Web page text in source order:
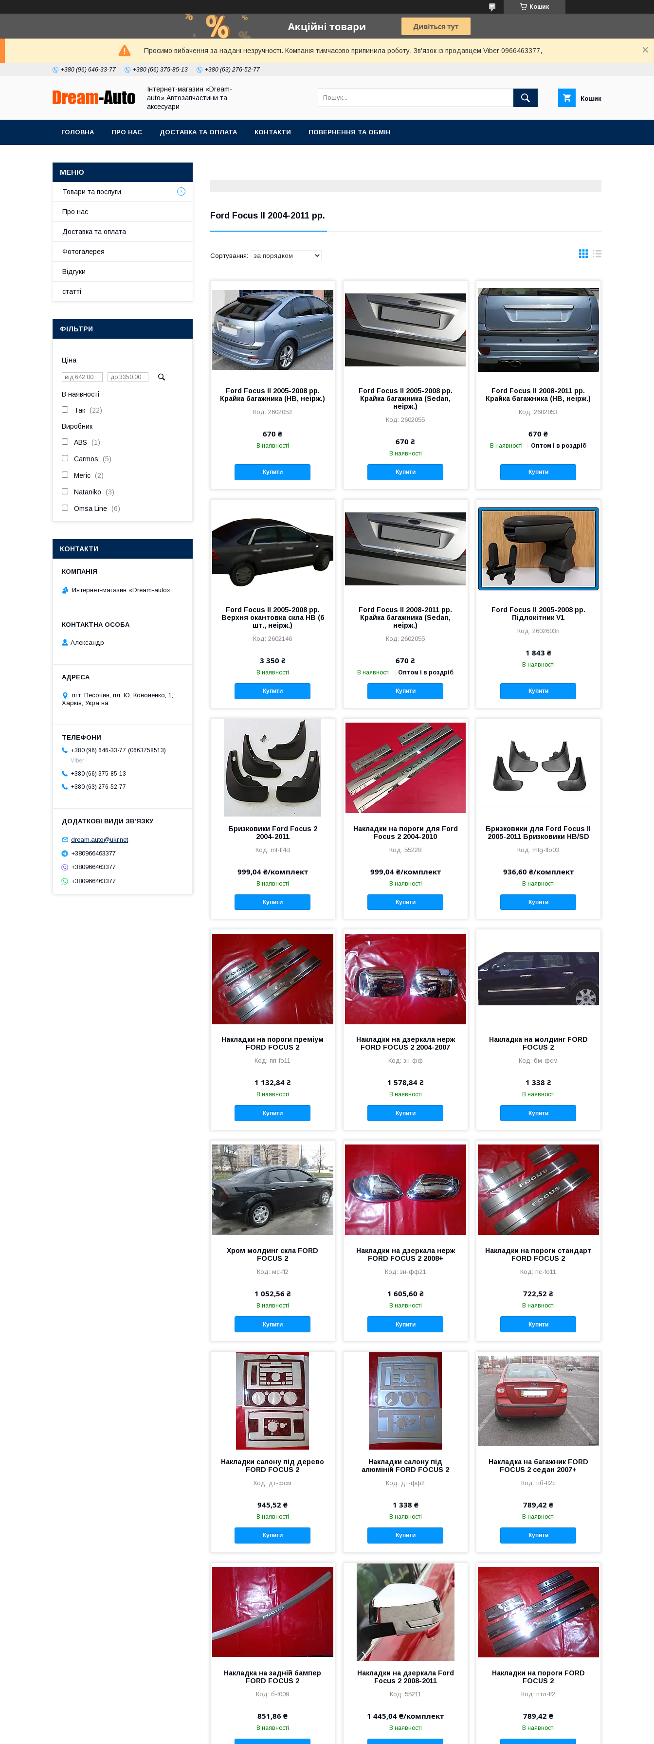
Кошик
Просимо вибачення за надані незручності. Компанія тимчасово припинила роботу. Зв'язок із продавцем Viber 0966463377,
+380 (96) 646-33-77 +380 (66) 375-85-13 +380 (63) 276-52-77
Інтернет-магазин «Dream-
auto» Автозапчастини та
аксесуари
Кошик
ГОЛОВНА ПРО НАС ДОСТАВКА ТА ОПЛАТА КОНТАКТИ ПОВЕРНЕННЯ ТА ОБМІН
Ford Focus II 2004-2011 рр.
Ford Focus II 2005-2008 рр.
Крайка багажника (HB, неірж.)
2602053
670 ₴
В наявності
Купити
Ford Focus II 2005-2008 рр.
Крайка багажника (Sedan,
неірж.)
2602055
670 ₴
В наявності
Купити
Ford Focus II 2008-2011 рр.
Крайка багажника (HB, неірж.)
2602053
670 ₴
В наявності Оптом і в роздріб
Купити
Ford Focus II 2005-2008 рр.
Верхня окантовка скла HB (6
шт., неірж.)
2602146
3 350 ₴
В наявності
Купити
Ford Focus II 2008-2011 рр.
Крайка багажника (Sedan,
неірж.)
2602055
670 ₴
В наявності Оптом і в роздріб
Купити
Ford Focus II 2005-2008 рр.
Підлокітник V1
2602603n
1 843 ₴
В наявності
Купити
Бризковики Ford Focus 2
2004-2011
mf-ff4d
999,04 ₴/комплект
В наявності
Купити
Накладки на пороги для Ford
Focus 2 2004-2010
55228
999,04 ₴/комплект
В наявності
Купити
Бризковики для Ford Focus II
2005-2011 Бризковики HB/SD
mfg-ffo03
936,60 ₴/комплект
В наявності
Купити
Накладки на пороги преміум
FORD FOCUS 2
пп-fo11
1 132,84 ₴
В наявності
Купити
Накладки на дзеркала нерж
FORD FOCUS 2 2004-2007
зн-фф
1 578,84 ₴
В наявності
Купити
Накладка на молдинг FORD
FOCUS 2
бм-фсм
1 338 ₴
В наявності
Купити
Хром молдинг скла FORD
FOCUS 2
мс-ff2
1 052,56 ₴
В наявності
Купити
Накладки на дзеркала нерж
FORD FOCUS 2 2008+
зн-фф21
1 605,60 ₴
В наявності
Купити
Накладки на пороги стандарт
FORD FOCUS 2
пc-fo11
722,52 ₴
В наявності
Купити
Накладки салону під дерево
FORD FOCUS 2
дт-фсм
945,52 ₴
В наявності
Купити
Накладки салону під
алюміній FORD FOCUS 2
дт-фф2
1 338 ₴
В наявності
Купити
Накладка на багажник FORD
FOCUS 2 седан 2007+
пб-ff2с
789,42 ₴
В наявності
Купити
Накладка на задній бампер
FORD FOCUS 2
б-f009
851,86 ₴
В наявності
Накладки на дзеркала Ford
Focus 2 2008-2011
55211
1 445,04 ₴/комплект
В наявності
Накладки на пороги FORD
FOCUS 2
птл-ff2
789,42 ₴
В наявності
Товари та послуги
Про нас
Доставка та оплата
Фотогалерея
Відгуки
статті
ФІЛЬТРИ
Ціна
В наявності
Так 22
Виробник
ABS 1
Carmos 5
Meric 2
Nataniko 3
Omsa Line 6
КОНТАКТИ
Интернет-магазин «Dream-auto»
Александр
пгт. Песочин, пл. Ю. Кононенко, 1,
Харків, Україна
+380 (96) 646-33-77
0663758513
Viber
+380 (66) 375-85-13
+380 (63) 276-52-77
dream.auto@ukr.net
+380966463377
+380966463377
+380966463377